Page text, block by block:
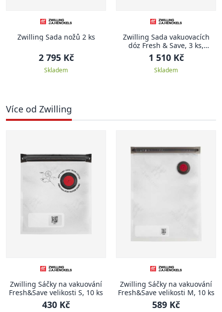
Zwilling Sada nožů 2 ks
2 795 Kč
Skladem
Zwilling Sada vakuovacích
dóz Fresh & Save, 3 ks,
plastové
1 510 Kč
Skladem
Více od Zwilling
Zwilling Sáčky na vakuování
Fresh&Save velikosti S, 10 ks
430 Kč
Zwilling Sáčky na vakuování
Fresh&Save velikosti M, 10 ks
589 Kč